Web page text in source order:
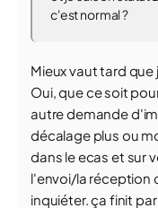
c'est normal ?
Mieux vaut tard que
Oui, que ce soit
autre demande
décalage plus ou
dans le ecas et sur
l'envoi/la réception
inquiéter. ça finit